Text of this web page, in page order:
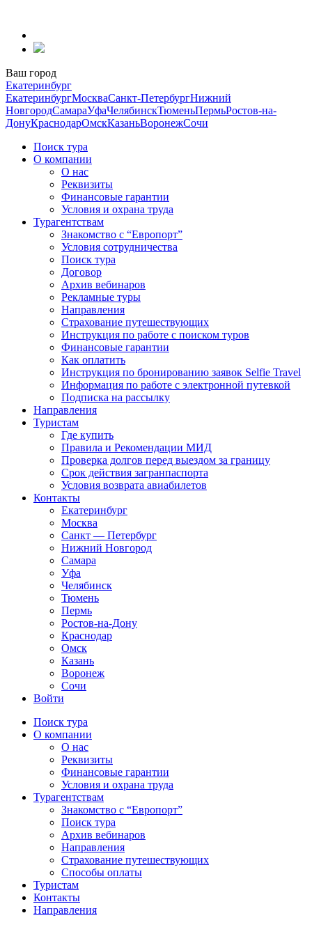
содержанию
Ваш город
Екатеринбург
ЕкатеринбургМоскваСанкт-ПетербургНижний
НовгородСамараУфаЧелябинскТюменьПермьРостов-на-
ДонуКраснодарОмскКазаньВоронежСочи
Поиск тура
О компании
О нас
Реквизиты
Финансовые гарантии
Условия и охрана труда
Турагентствам
Знакомство с “Европорт”
Условия сотрудничества
Поиск тура
Договор
Архив вебинаров
Рекламные туры
Направления
Страхование путешествующих
Инструкция по работе с поиском туров
Финансовые гарантии
Как оплатить
Инструкция по бронированию заявок Selfie Travel
Информация по работе с электронной путевкой
Подписка на рассылку
Направления
Туристам
Где купить
Правила и Рекомендации МИД
Проверка долгов перед выездом за границу
Срок действия загранпаспорта
Условия возврата авиабилетов
Контакты
Екатеринбург
Москва
Санкт — Петербург
Нижний Новгород
Самара
Уфа
Челябинск
Тюмень
Пермь
Ростов-на-Дону
Краснодар
Омск
Казань
Воронеж
Сочи
Войти
Поиск тура
О компании
О нас
Реквизиты
Финансовые гарантии
Условия и охрана труда
Турагентствам
Знакомство с “Европорт”
Поиск тура
Архив вебинаров
Направления
Страхование путешествующих
Способы оплаты
Туристам
Контакты
Направления